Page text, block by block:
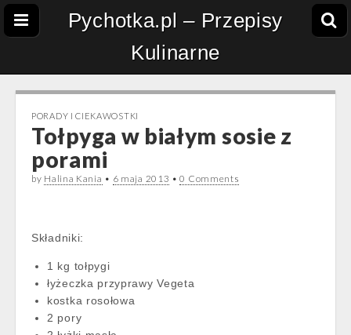
Pychotka.pl – Przepisy
Kulinarne
PORADY I CIEKAWOSTKI
Tołpyga w białym sosie z
porami
by Halina Kania • 6 maja 2013 •0 Comments
Składniki:
1 kg tołpygi
łyżeczka przyprawy Vegeta
kostka rosołowa
2 pory